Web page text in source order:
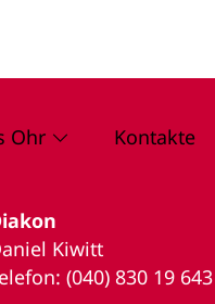
Ohr Kontakte
Kiwitt
(040) 830 19 643